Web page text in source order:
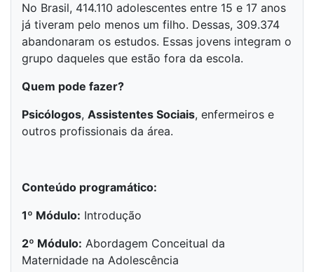
No Brasil, 414.110 adolescentes entre 15 e 17 anos
já tiveram pelo menos um filho. Dessas, 309.374
abandonaram os estudos. Essas jovens integram o
grupo daqueles que estão fora da escola.
Quem pode fazer?
Psicólogos, Assistentes Sociais, enfermeiros e
outros profissionais da área.
Conteúdo programático:
1º Módulo: Introdução
2º Módulo: Abordagem Conceitual da
Maternidade na Adolescência